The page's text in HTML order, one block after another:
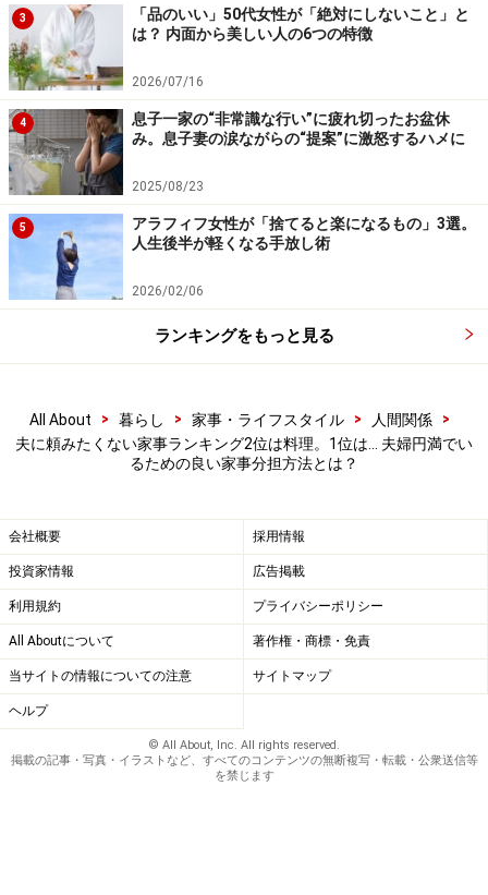
これを機に、現状の家計管理の方法を夫婦で見直し、
・ 出産、子どもの入園や入学などライフステージごと
に、管理方法について夫婦で話し合う
・ 貯金額を定期的に見直し、必要に応じて変更する
・病気や災害など緊急時に備え、“家庭内へそくり”を用
意する
などを検討しましょう。
2. 「得意な家事」「好きな家事」「できる家事」を分担
する
きだから、まかせてほしい」という妻の声が少なくあり
ませんでした。一方で、ゴミ出し、浴槽洗い、草むしり
ど、夫が「できる家事」をしてくれるだけで助かるとい
う声も。
まずは「できる家事」からお願いし、「得意な家事」
「好きな家事」が夫婦で重なる場合は曜日で分担するな
どのステップで家事分担を。「仕事が忙しい」「体調が
悪い」などの時は臨機応変にフォローし合える空気を作
っていきましょう。
3
「品のいい」50代女性が「絶対にしないこと」と
は？ 内面から美しい人の6つの特徴
2026/07/16
4
息子一家の“非常識な行い”に疲れ切ったお盆休
み。息子妻の涙ながらの“提案”に激怒するハメに
2025/08/23
5
アラフィフ女性が「捨てると楽になるもの」3選。
人生後半が軽くなる手放し術
2026/02/06
ランキングをもっと見る
All About > 暮らし > 家事・ライフスタイル > 人間関係
>
夫に頼みたくない家事ランキング2位は料理。1位は… 夫婦円満でい
るための良い家事分担方法とは？
会社概要 採用情報
投資家情報 広告掲載
利用規約 プライバシーポリシー
All Aboutについて 著作権・商標・免責
当サイトの情報についての注意 サイトマップ
ヘルプ
© All About, Inc. All rights reserved.
掲載の記事・写真・イラストなど、すべてのコンテンツの無断複写・転載・公衆送信等
を禁じます